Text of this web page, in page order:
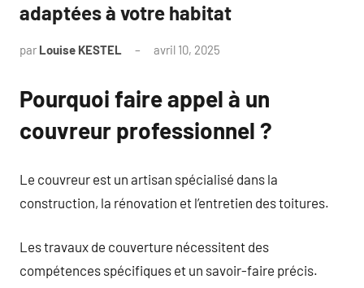
adaptées à votre habitat
par Louise KESTEL avril 10, 2025
Pourquoi faire appel à un
couvreur professionnel ?
Le couvreur est un artisan spécialisé dans la
construction, la rénovation et l’entretien des toitures.
Les travaux de couverture nécessitent des
compétences spécifiques et un savoir-faire précis.